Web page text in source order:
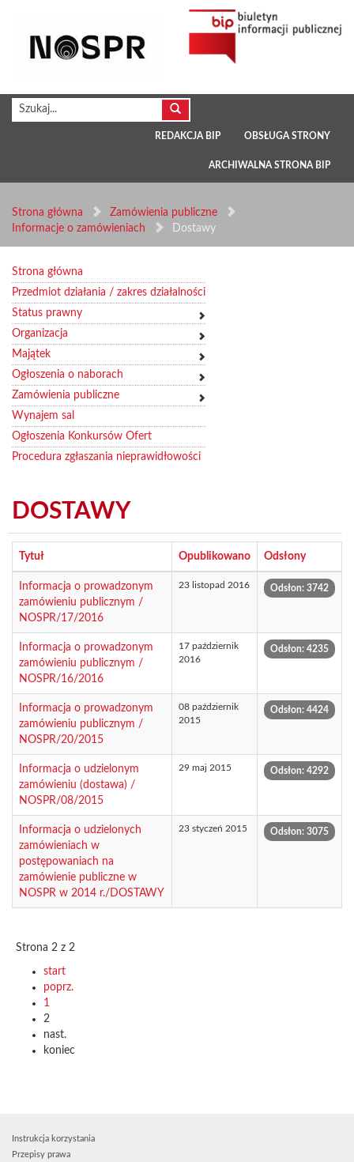
REDAKCJA BIP OBSŁUGA STRONY
ARCHIWALNA STRONA BIP
Strona główna
Zamówienia publiczne
Informacje o zamówieniach
Dostawy
Strona główna
Przedmiot działania / zakres działalności
Status prawny
Organizacja
Majątek
Ogłoszenia o naborach
Zamówienia publiczne
Wynajem sal
Ogłoszenia Konkursów Ofert
Procedura zgłaszania nieprawidłowości
DOSTAWY
Tytuł Opublikowano Odsłony
Informacja o prowadzonym
zamówieniu publicznym /
NOSPR/17/2016
23 listopad 2016 Odsłon: 3742
Informacja o prowadzonym
zamówieniu publicznym /
NOSPR/16/2016
17 październik
2016
Odsłon: 4235
Informacja o prowadzonym
zamówieniu publicznym /
NOSPR/20/2015
08 październik
2015
Odsłon: 4424
Informacja o udzielonym
zamówieniu (dostawa) /
NOSPR/08/2015
29 maj 2015 Odsłon: 4292
Informacja o udzielonych
zamówieniach w
postępowaniach na
zamówienie publiczne w
NOSPR w 2014 r./DOSTAWY
23 styczeń 2015 Odsłon: 3075
Strona 2 z 2
start
poprz.
1
2
nast.
koniec
Instrukcja korzystania
Przepisy prawa